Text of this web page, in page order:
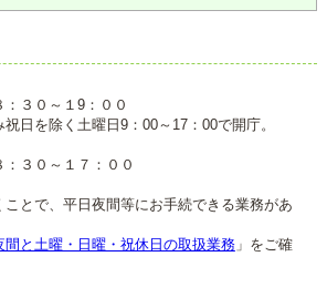
３０～１9：００
日を除く土曜日9：00～17：00で開庁。
３０～１７：００
とで、平日夜間等にお手続できる業務があ
間と土曜・日曜・祝休日の取扱業務」をご確